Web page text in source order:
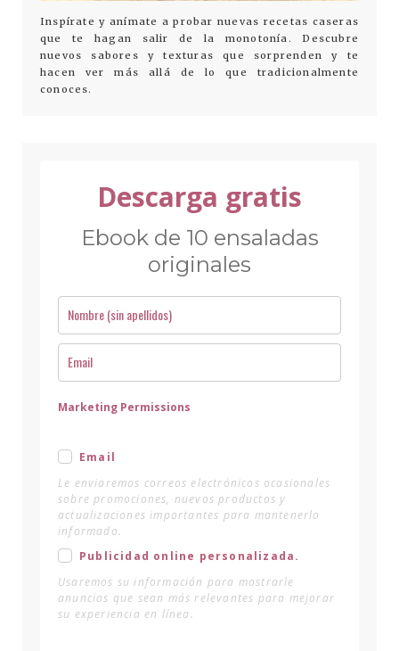
Inspírate y anímate a probar nuevas recetas caseras
que te hagan salir de la monotonía. Descubre
nuevos sabores y texturas que sorprenden y te
hacen ver más allá de lo que tradicionalmente
conoces.
Descarga gratis
Ebook de 10 ensaladas
originales
Marketing Permissions
Email
Le enviaremos correos electrónicos ocasionales
sobre promociones, nuevos productos y
actualizaciones importantes para mantenerlo
informado.
Publicidad online personalizada.
Usaremos su información para mostrarle
anuncios que sean más relevantes para mejorar
su experiencia en línea.